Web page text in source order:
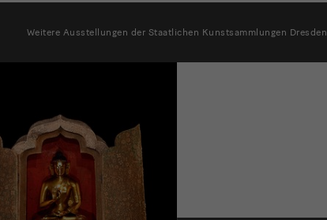
Weitere Ausstellungen der Staatlichen Kunstsammlungen Dresden